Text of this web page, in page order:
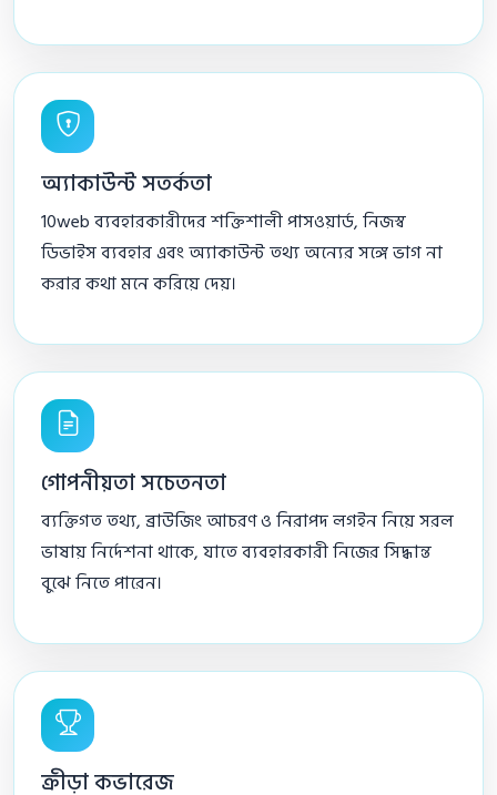
অ্যাকাউন্ট সতর্কতা
10web ব্যবহারকারীদের শক্তিশালী পাসওয়ার্ড, নিজস্ব
ডিভাইস ব্যবহার এবং অ্যাকাউন্ট তথ্য অন্যের সঙ্গে ভাগ না
করার কথা মনে করিয়ে দেয়।
গোপনীয়তা সচেতনতা
ব্যক্তিগত তথ্য, ব্রাউজিং আচরণ ও নিরাপদ লগইন নিয়ে সরল
ভাষায় নির্দেশনা থাকে, যাতে ব্যবহারকারী নিজের সিদ্ধান্ত
বুঝে নিতে পারেন।
ক্রীড়া কভারেজ